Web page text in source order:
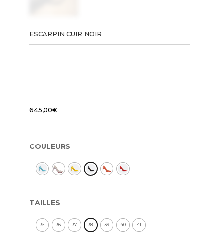
ESCARPIN CUIR NOIR
645,00€
COULEURS
TAILLES
35 36 37 38 39 40 41